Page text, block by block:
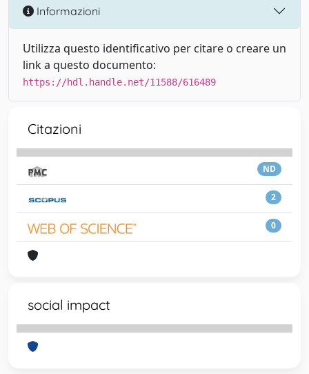
Informazioni
Utilizza questo identificativo per citare o creare un
link a questo documento:
https://hdl.handle.net/11588/616489
Citazioni
ND
2
0
social impact